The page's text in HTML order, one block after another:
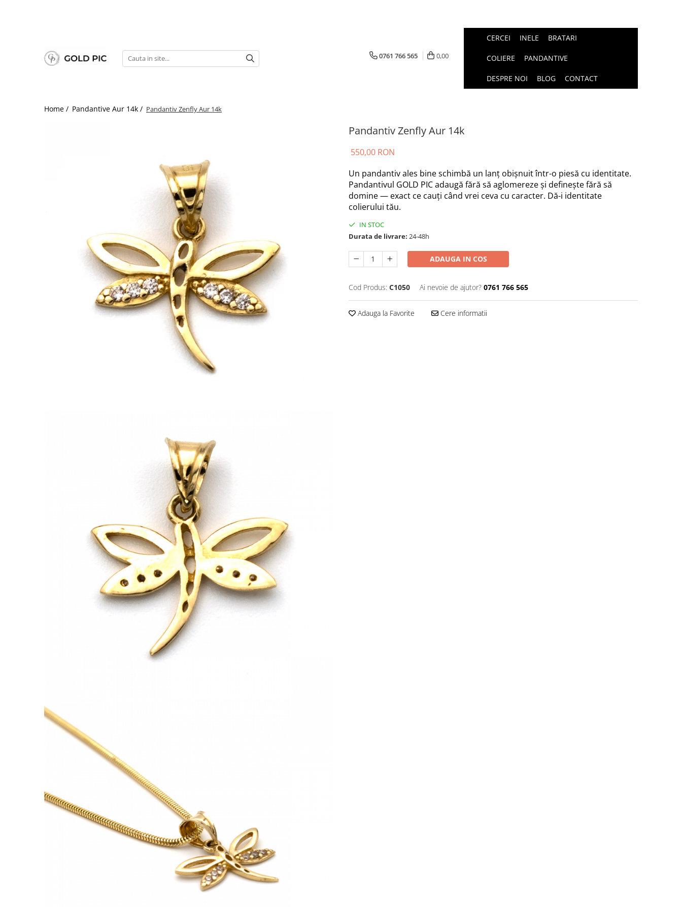
0761 766 565 0,00
CERCEI INELE BRATARI
COLIERE PANDANTIVE
DESPRE NOI BLOG CONTACT
Home / Pandantive Aur 14k / Pandantiv Zenfly Aur 14k
Pandantiv Zenfly Aur 14k
550,00 RON
Un pandantiv ales bine schimbă un lanț obișnuit într-o piesă cu identitate.
Pandantivul GOLD PIC adaugă fără să aglomereze și definește fără să
domine — exact ce cauți când vrei ceva cu caracter. Dă-i identitate
colierului tău.
IN STOC
Durata de livrare: 24-48h
ADAUGA IN COS
Cod Produs: C1050 Ai nevoie de ajutor? 0761 766 565
Adauga la Favorite Cere informatii